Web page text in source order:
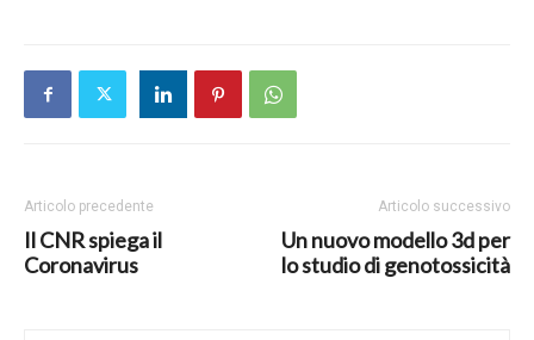
Articolo precedente
Il CNR spiega il
Coronavirus
Articolo successivo
Un nuovo modello 3d per
lo studio di genotossicità